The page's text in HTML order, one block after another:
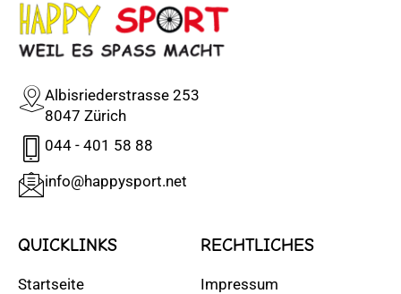
Albisriederstrasse 253
8047 Zürich
044 - 401 58 88
info@happysport.net
QUICKLINKS
Startseite
RECHTLICHES
Impressum